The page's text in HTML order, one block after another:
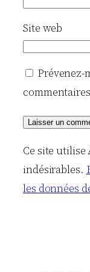
Site web
Prévenez-
Ce site
indésirables.
les données